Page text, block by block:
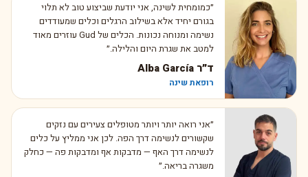
״כמומחית לשינה, אני יודעת שביצוע טוב לא תלוי
בגורם יחיד אלא בשילוב הרגלים וכלים שמעודדים
נשימה ומנוחה נכונות. הכלים של Gud עוזרים מאוד
למטב את שגרת היום והלילה.״
ד״ר Alba García
רופאת שינה
״אני רואה יותר ויותר מטופלים צעירים עם נזקים
שקשורים לנשימה דרך הפה. לכן אני ממליץ על כלים
לנשימה דרך האף — מדבקות אף ומדבקות פה — כחלק
משגרה בריאה.״